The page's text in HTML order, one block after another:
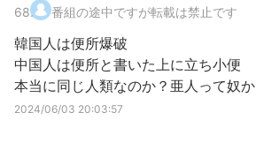
68. 番組の途中ですが転載は禁止です
韓国人は便所爆破
中国人は便所と書いた上に立ち小便
本当に同じ人類なのか？亜人って奴か
2024/06/03 20:03:57